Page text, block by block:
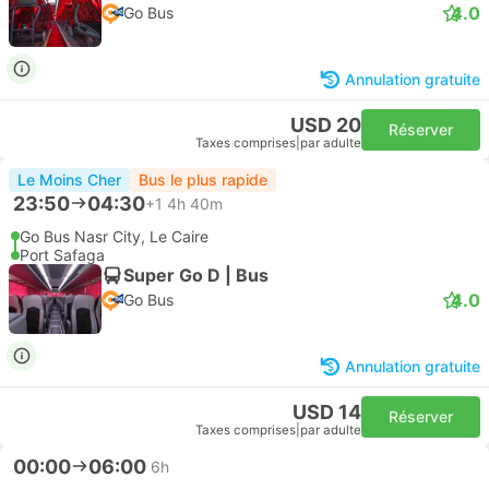
Go Bus 4.0
Annulation gratuite
USD 20
Taxes comprises par adulte
Réserver
Le Moins Cher Bus le plus rapide
23:50 04:30+1 4h 40m
Go Bus Nasr City, Le Caire
Port Safaga
Super Go D | Bus
Go Bus 4.0
Annulation gratuite
USD 14
Taxes comprises par adulte
Réserver
00:00 06:00 6h